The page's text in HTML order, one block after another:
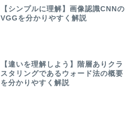
【シンプルに理解】画像認識CNNの
VGGを分かりやすく解説
【違いを理解しよう】階層ありクラ
スタリングであるウォード法の概要
を分かりやすく解説